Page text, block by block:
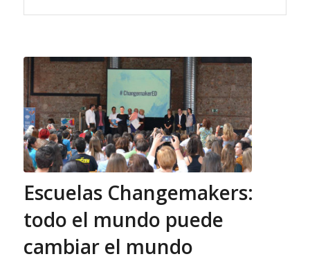
Escuelas Changemakers:
todo el mundo puede
cambiar el mundo